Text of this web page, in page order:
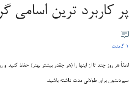
پر کاربرد ترین اسامی گرامری
1 کامنت
لطفاً هر روز چند تا از اینها را (هر چقدر بیشتر بهتر) حفظ کنید. و
سپردنشون برای طولانی مدت داشته باشید.